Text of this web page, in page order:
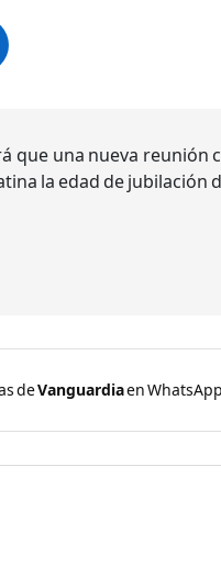
que una nueva reunión
la edad de jubilación
deVanguardiaen